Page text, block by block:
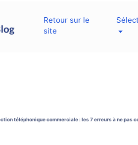
Retour sur le
site
téléphonique commerciale : les 7 erreurs à ne pas